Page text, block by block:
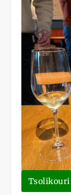
Tsolikouri